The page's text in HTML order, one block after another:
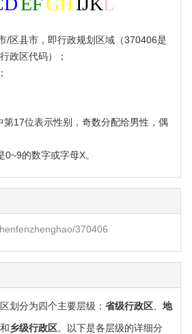
/区县市，即行政规划区域（370406是
政区代码）；
第17位表示性别，奇数分配给男性，偶
0~9的数字或字母X。
370406
划分为四个主要层级：‌ 省级行政区
地
‌和‌乡级行政区‌。以下是各层级的详细分